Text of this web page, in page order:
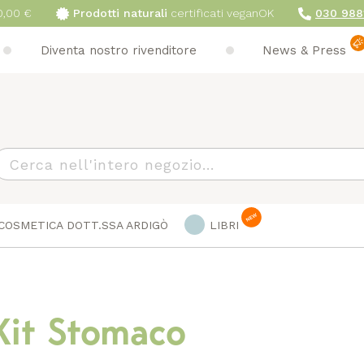
€ Prodotti naturali certificati veganOK 030
Diventa nostro rivenditore News & Press
DOTT.SSA ARDIGÒ LIBRI
Stomaco